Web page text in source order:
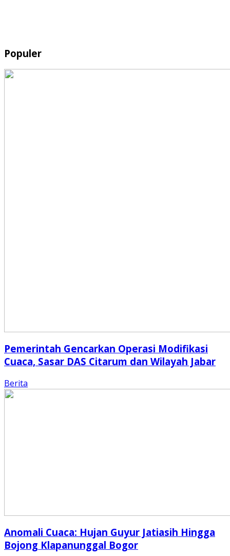
Populer
Pemerintah Gencarkan Operasi Modifikasi
Cuaca, Sasar DAS Citarum dan Wilayah Jabar
Berita
Anomali Cuaca: Hujan Guyur Jatiasih Hingga
Bojong Klapanunggal Bogor